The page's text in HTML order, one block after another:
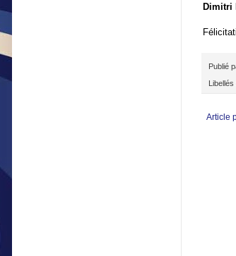
Dimitri
Publié
Libellés
Article